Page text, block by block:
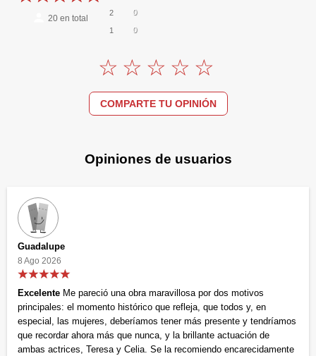
20 en total
2 0
1 0
COMPARTE TU OPINIÓN
Opiniones de usuarios
Guadalupe
8 Ago 2026
Excelente Me pareció una obra maravillosa por dos motivos
principales: el momento histórico que refleja, que todos y, en
especial, las mujeres, deberíamos tener más presente y tendríamos
que recordar ahora más que nunca, y la brillante actuación de
ambas actrices, Teresa y Celia. Se la recomiendo encarecidamente